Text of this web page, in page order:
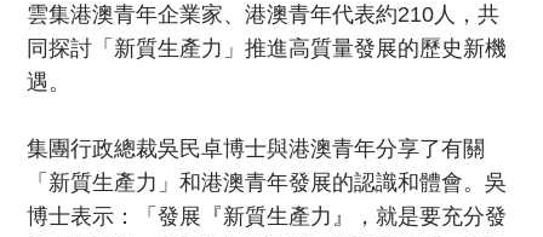
雲集港澳青年企業家、港澳青年代表約210人，共
同探討「新質生產力」推進高質量發展的歷史新機
遇。
集團行政總裁吳民卓博士與港澳青年分享了有關
「新質生產力」和港澳青年發展的認識和體會。吳
博士表示：「發展『新質生產力』，就是要充分發